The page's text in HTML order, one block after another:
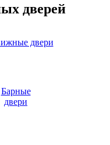
дверей
двери
Барные
двери